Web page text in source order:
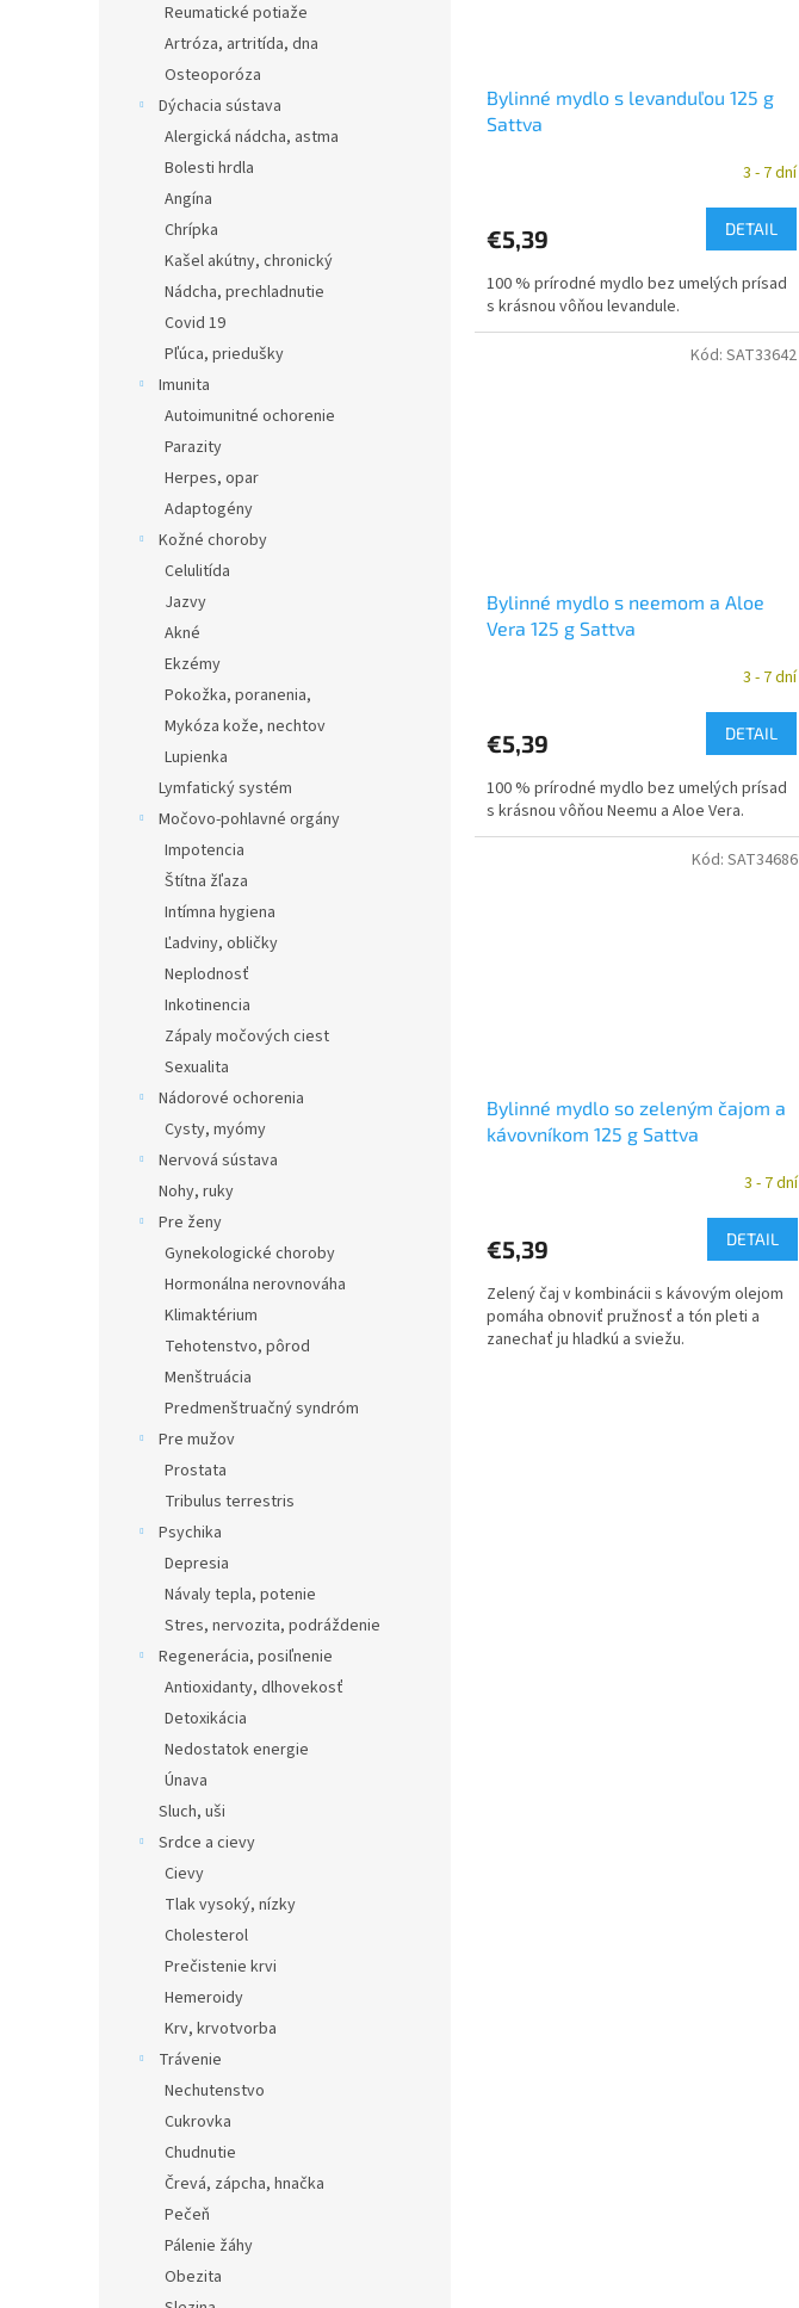
Reumatické potiaže
Artróza, artritída, dna
Osteoporóza
Dýchacia sústava
Alergická nádcha, astma
Bolesti hrdla
Angína
Chrípka
Kašel akútny, chronický
Nádcha, prechladnutie
Covid 19
Pľúca, priedušky
Imunita
Autoimunitné ochorenie
Parazity
Herpes, opar
Adaptogény
Kožné choroby
Celulitída
Jazvy
Akné
Ekzémy
Pokožka, poranenia,
Mykóza kože, nechtov
Lupienka
Lymfatický systém
Močovo-pohlavné orgány
Impotencia
Štítna žľaza
Intímna hygiena
Ľadviny, obličky
Neplodnosť
Inkotinencia
Zápaly močových ciest
Sexualita
Nádorové ochorenia
Cysty, myómy
Nervová sústava
Nohy, ruky
Pre ženy
Gynekologické choroby
Hormonálna nerovnováha
Klimaktérium
Tehotenstvo, pôrod
Menštruácia
Predmenštruačný syndróm
Pre mužov
Prostata
Tribulus terrestris
Psychika
Depresia
Návaly tepla, potenie
Stres, nervozita, podráždenie
Regenerácia, posiľnenie
Antioxidanty, dlhovekosť
Detoxikácia
Nedostatok energie
Únava
Sluch, uši
Srdce a cievy
Cievy
Tlak vysoký, nízky
Cholesterol
Prečistenie krvi
Hemeroidy
Krv, krvotvorba
Trávenie
Nechutenstvo
Cukrovka
Chudnutie
Črevá, zápcha, hnačka
Pečeň
Pálenie žáhy
Obezita
Bylinné mydlo s levanduľou 125 g
Sattva
3 - 7 dní
€5,39 DETAIL
100 % prírodné mydlo bez umelých prísad
s krásnou vôňou levandule.
Bylinné mydlo s neemom a Aloe
Vera 125 g Sattva
3 - 7 dní
€5,39 DETAIL
100 % prírodné mydlo bez umelých prísad
s krásnou vôňou Neemu a Aloe Vera.
Kód: SAT33642
Bylinné mydlo so zeleným čajom a
kávovníkom 125 g Sattva
3 - 7 dní
€5,39 DETAIL
Zelený čaj v kombinácii s kávovým olejom
pomáha obnoviť pružnosť a tón pleti a
zanechať ju hladkú a sviežu.
Kód: SAT34686